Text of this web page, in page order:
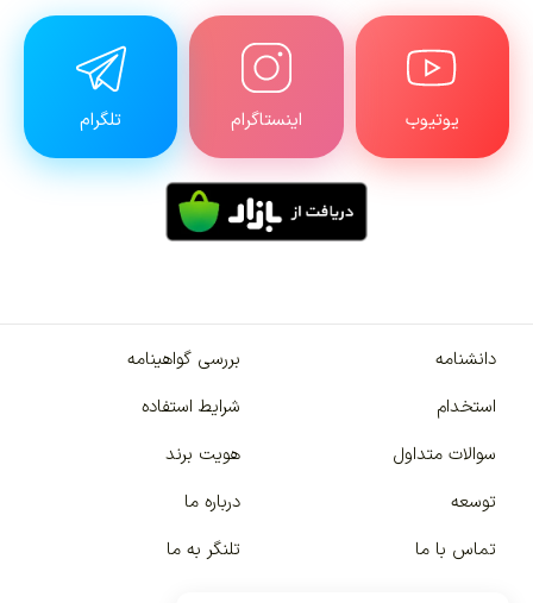
یوتیوب اینستاگرام تلگرام
دانشنامه
بررسی گواهینامه
استخدام
شرایط استفاده
سوالات متداول
هویت برند
توسعه
درباره ما
تماس با ما
تلنگر به ما